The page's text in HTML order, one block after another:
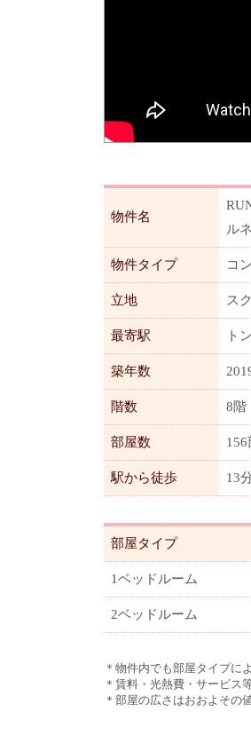
物件名
ル
物件タイプ コ
立地 ス
最寄駅 ト
築年数
階数 8階
部屋数 156
駅から徒歩 13
部屋タイプ
1ベッドルーム
2ベッドルーム
＊物件内でも部屋タイプに
＊賃料・光熱費・サービス
＊部屋の広さはおおよその